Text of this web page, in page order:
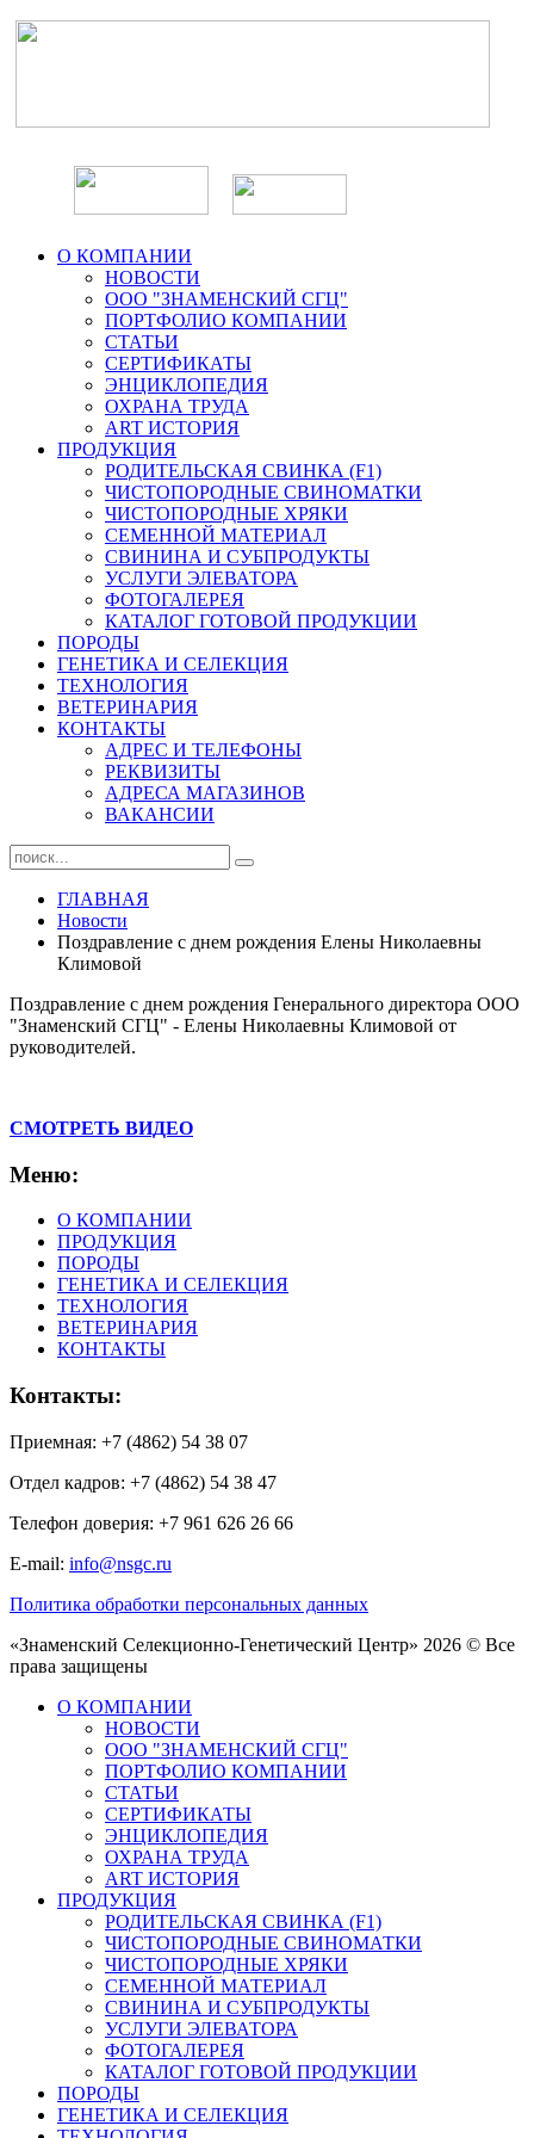
О КОМПАНИИ
НОВОСТИ
ООО "ЗНАМЕНСКИЙ СГЦ"
ПОРТФОЛИО КОМПАНИИ
СТАТЬИ
СЕРТИФИКАТЫ
ЭНЦИКЛОПЕДИЯ
ОХРАНА ТРУДА
ART ИСТОРИЯ
ПРОДУКЦИЯ
РОДИТЕЛЬСКАЯ СВИНКА (F1)
ЧИСТОПОРОДНЫЕ СВИНОМАТКИ
ЧИСТОПОРОДНЫЕ ХРЯКИ
СЕМЕННОЙ МАТЕРИАЛ
СВИНИНА И СУБПРОДУКТЫ
УСЛУГИ ЭЛЕВАТОРА
ФОТОГАЛЕРЕЯ
КАТАЛОГ ГОТОВОЙ ПРОДУКЦИИ
ПОРОДЫ
ГЕНЕТИКА И СЕЛЕКЦИЯ
ТЕХНОЛОГИЯ
ВЕТЕРИНАРИЯ
КОНТАКТЫ
АДРЕС И ТЕЛЕФОНЫ
РЕКВИЗИТЫ
АДРЕСА МАГАЗИНОВ
ВАКАНСИИ
ГЛАВНАЯ
Новости
Поздравление с днем рождения Елены Николаевны
Климовой
Поздравление с днем рождения Генерального директора ООО
"Знаменский СГЦ" - Елены Николаевны Климовой от
руководителей.
СМОТРЕТЬ ВИДЕО
Меню:
О КОМПАНИИ
ПРОДУКЦИЯ
ПОРОДЫ
ГЕНЕТИКА И СЕЛЕКЦИЯ
ТЕХНОЛОГИЯ
ВЕТЕРИНАРИЯ
КОНТАКТЫ
Контакты:
Приемная: +7 (4862) 54 38 07
Отдел кадров: +7 (4862) 54 38 47
Телефон доверия: +7 961 626 26 66
E-mail: info@nsgc.ru
Политика обработки персональных данных
«Знаменский Селекционно-Генетический Центр» 2026 © Все
права защищены
О КОМПАНИИ
НОВОСТИ
ООО "ЗНАМЕНСКИЙ СГЦ"
ПОРТФОЛИО КОМПАНИИ
СТАТЬИ
СЕРТИФИКАТЫ
ЭНЦИКЛОПЕДИЯ
ОХРАНА ТРУДА
ART ИСТОРИЯ
ПРОДУКЦИЯ
РОДИТЕЛЬСКАЯ СВИНКА (F1)
ЧИСТОПОРОДНЫЕ СВИНОМАТКИ
ЧИСТОПОРОДНЫЕ ХРЯКИ
СЕМЕННОЙ МАТЕРИАЛ
СВИНИНА И СУБПРОДУКТЫ
УСЛУГИ ЭЛЕВАТОРА
ФОТОГАЛЕРЕЯ
КАТАЛОГ ГОТОВОЙ ПРОДУКЦИИ
ПОРОДЫ
ГЕНЕТИКА И СЕЛЕКЦИЯ